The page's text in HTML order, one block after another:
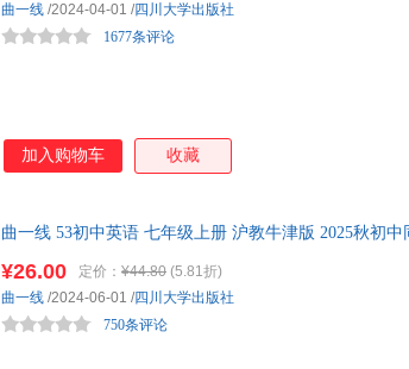
1677条评论
曲一线 /2024-04-01 /四川大学出版社
加入购物车 收藏
曲一线 53初中英语 七年级上册 沪教牛津版 2025秋初
¥26.00 定价： ¥44.80 (5.81折)
750条评论
曲一线 /2024-06-01 /四川大学出版社